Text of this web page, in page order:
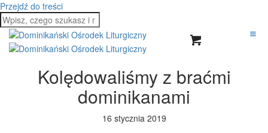
Przejdź do treści
Kolędowaliśmy z braćmi
dominikanami
16 stycznia 2019